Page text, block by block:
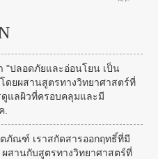
ปลอดภัยและอ่อนโยน เป็น
ดยผสานสูตรทางวิทยาศาสตร์ที่
แลผิวที่ครอบคลุมและมี
.
ภัณฑ์ เราสกัดสารออกฤทธิ์ที่มี
สานกับสูตรทางวิทยาศาสตร์ที่